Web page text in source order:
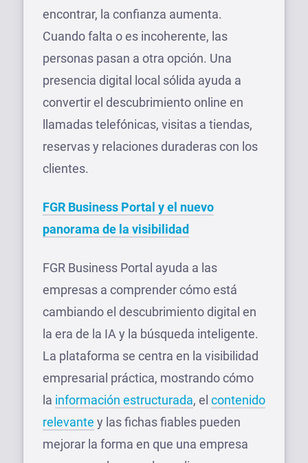
encontrar, la confianza aumenta.
Cuando falta o es incoherente, las
personas pasan a otra opción. Una
presencia digital local sólida ayuda a
convertir el descubrimiento online en
llamadas telefónicas, visitas a tiendas,
reservas y relaciones duraderas con los
clientes.
FGR Business Portal y el nuevo
panorama de la visibilidad
FGR Business Portal ayuda a las
empresas a comprender cómo está
cambiando el descubrimiento digital en
la era de la IA y la búsqueda inteligente.
La plataforma se centra en la visibilidad
empresarial práctica, mostrando cómo
la información estructurada, el contenido
relevante y las fichas fiables pueden
mejorar la forma en que una empresa